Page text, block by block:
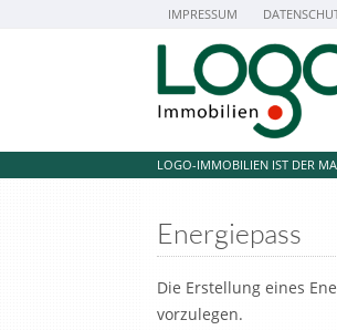
IMPRESSUM
LOGO-IMMOBILIEN IST DER
Energiepass
Die Erstellung eines
vorzulegen.